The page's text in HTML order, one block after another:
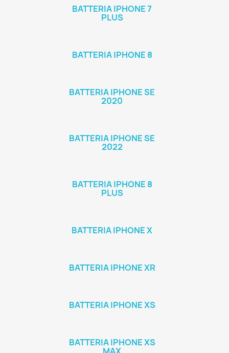
BATTERIA IPHONE 7
PLUS
BATTERIA IPHONE 8
BATTERIA IPHONE SE
2020
BATTERIA IPHONE SE
2022
BATTERIA IPHONE 8
PLUS
BATTERIA IPHONE X
BATTERIA IPHONE XR
BATTERIA IPHONE XS
BATTERIA IPHONE XS